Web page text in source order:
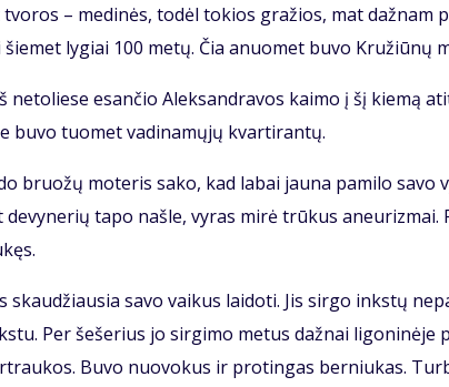
– me­di­nės, to­dėl to­kios gra­žios, mat daž­nam
šie­met ly­giai 100 me­tų. Čia anuo­met bu­vo Kru­žiū­nų
ne­to­lie­se esan­čio Alek­san­dra­vos kai­mo į šį kie­mą
bu­vo tuo­met va­di­na­mų­jų kvar­ti­ran­tų.
bruo­žų mo­te­ris sa­ko, kad la­bai jau­na pa­mi­lo sa­vo
de­vy­ne­rių ta­po naš­le, vy­ras mi­rė trū­kus
skau­džiau­sia sa­vo vai­kus lai­do­ti. Jis sir­go inks­tų
Per še­še­rius jo sir­gi­mo me­tus daž­nai
Bu­vo nuo­vo­kus ir pro­tin­gas ber­niu­kas.